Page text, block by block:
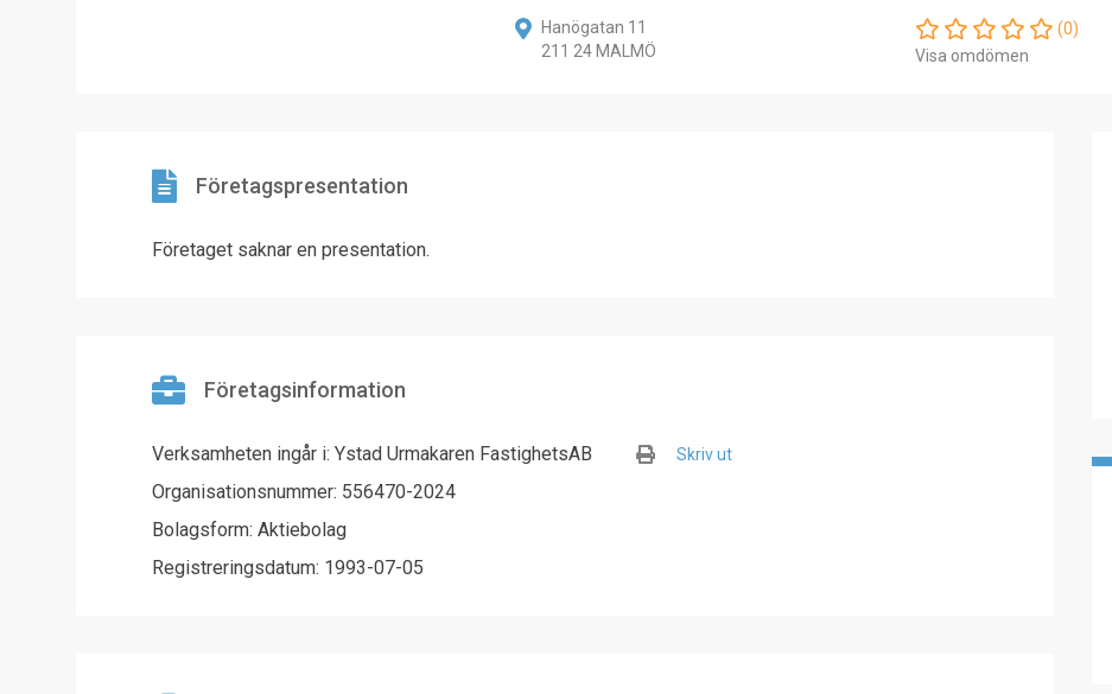
Hanögatan 11
211 24 MALMÖ
(0)
Visa omdömen
Företagspresentation
Företaget saknar en presentation.
Företagsinformation
Verksamheten ingår i: Ystad Urmakaren FastighetsAB
Organisationsnummer: 556470-2024
Bolagsform: Aktiebolag
Registreringsdatum: 1993-07-05
Skriv ut